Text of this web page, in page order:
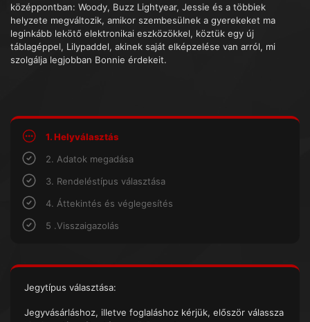
középpontban: Woody, Buzz Lightyear, Jessie és a többiek
helyzete megváltozik, amikor szembesülnek a gyerekeket ma
leginkább lekötő elektronikai eszközökkel, köztük egy új
táblagéppel, Lilypaddel, akinek saját elképzelése van arról, mi
szolgálja legjobban Bonnie érdekeit.
1. Helyválasztás
2. Adatok megadása
3. Rendeléstípus választása
4. Áttekintés és véglegesítés
5 .Visszaigazolás
Jegytípus választása:
Jegyvásárláshoz, illetve foglaláshoz kérjük, először válassza